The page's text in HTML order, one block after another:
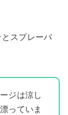
スプレーバ
ジは涼し
っていま